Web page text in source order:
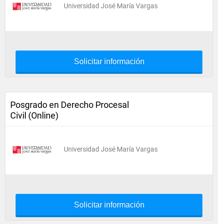
Universidad José María Vargas
Solicitar información
Posgrado en Derecho Procesal
Civil (Online)
Universidad José María Vargas
Solicitar información